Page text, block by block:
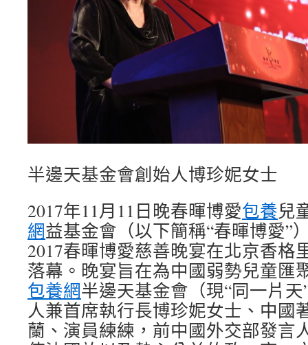
半邊天基金會創始人博珍妮女士
2017年11月11日晚春暉博愛包養兒
網益基金會（以下簡稱“春暉博愛
2017春暉博愛慈善晚宴在北京香格
落幕。晚宴旨在為中國弱勢兒童匯
包養網半邊天基金會（現“同一片天
人兼首席執行長博珍妮女士、中國
蘭、演員練練，前中國外交部發言